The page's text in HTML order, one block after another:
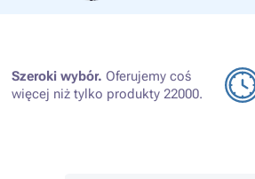
Szeroki wybór. Oferujemy coś
więcej niż tylko produkty 22000.